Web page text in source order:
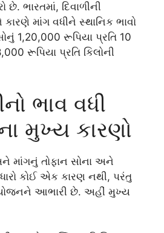
છે. ભારતમાં, દિવાળીની
માંગ વધીને સ્થાનિક ભાવો
1,20,000 રૂપિયા પ્રતિ 10
રૂપિયા પ્રતિ કિલોની
ભાવ વધી
મુખ્ય કારણો
માંગનું તોફાન સોના અને
કોઈ એક કારણ નથી, પરંતુ
આભારી છે. અહીં મુખ્ય